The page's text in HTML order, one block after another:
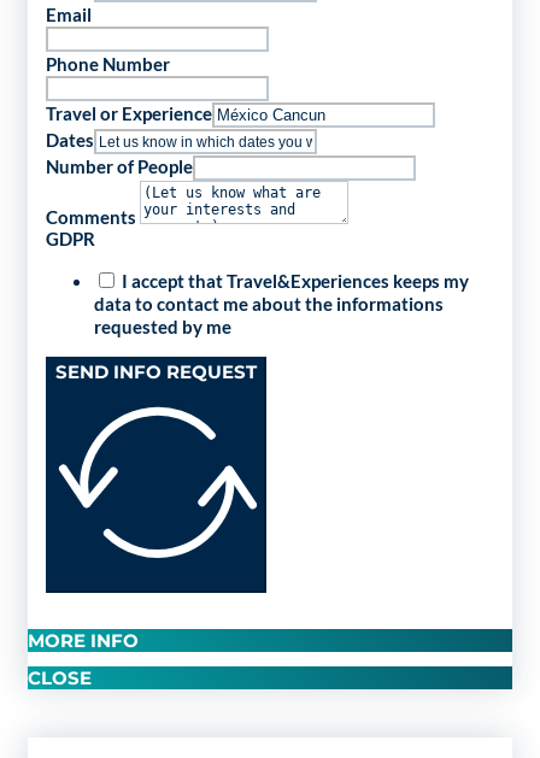
MORE INFO
CLOSE
Email
Phone Number
Travel or Experience
Dates
Number of People
Comments
GDPR
I accept that Travel&Experiences keeps my
data to contact me about the informations
requested by me
SEND INFO REQUEST